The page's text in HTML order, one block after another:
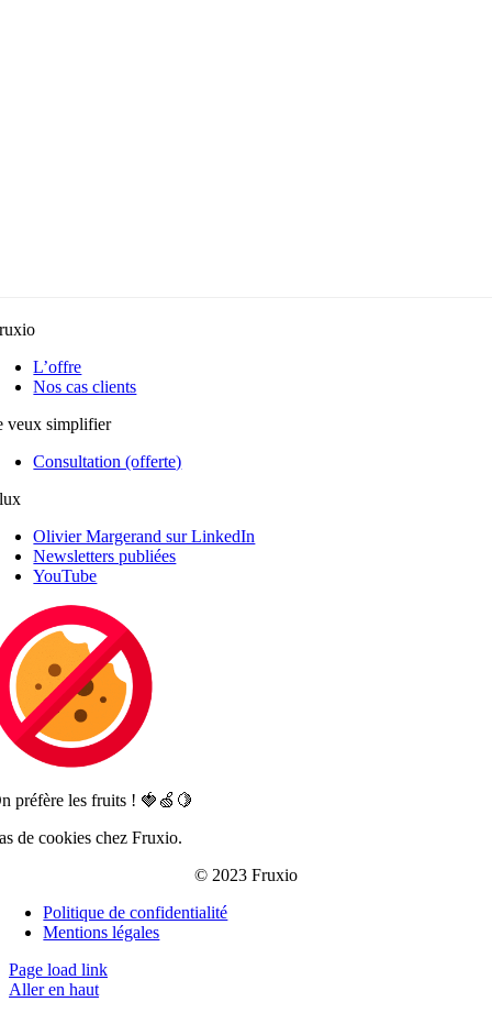
L’offre
Nos cas clients
veux simplifier
Consultation (offerte)
Olivier Margerand sur LinkedIn
Newsletters publiées
YouTube
préfère les fruits ! 🍓🍏🍋
de cookies chez Fruxio.
© 2023 Fruxio
Politique de confidentialité
Mentions légales
Page load link
Aller en haut